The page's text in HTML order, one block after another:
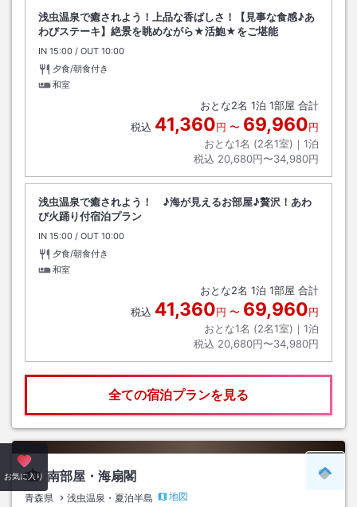
浅虫温泉で癒されよう！上品な香ばしさ！【見事な食感♪あ
わびステーキ】絶景を眺めながら★活鮑★をご堪能
IN チェックイン
15:00 / OUT チェックアウト
10:00
夕食/朝食付き
和室
おとな2名 1泊 1部屋 合計
税込 41,360円 〜 69,960円
おとな1名 (2名1室)｜ 1泊
税込 20,680円〜34,980円
浅虫温泉で癒されよう！ ♪海が見えるお部屋♪贅沢！あわ
び火踊り付宿泊プラン
IN チェックイン
15:00 / OUT チェックアウト
10:00
夕食/朝食付き
和室
おとな2名 1泊 1部屋 合計
税込 41,360円 〜 69,960円
おとな1名 (2名1室)｜ 1泊
税込 20,680円〜34,980円
全ての宿泊プランを見る
南部屋・海扇閣
青森県 浅虫温泉・夏泊半島 地図
お気に入り ペー